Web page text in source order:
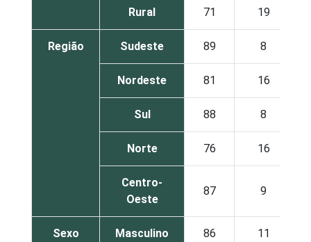
Rural 71 19
Região Sudeste 89 8
Nordeste 81 16
Sul 88 8
Norte 76 16
Centro-
Oeste
87 9
Sexo Masculino 86 11